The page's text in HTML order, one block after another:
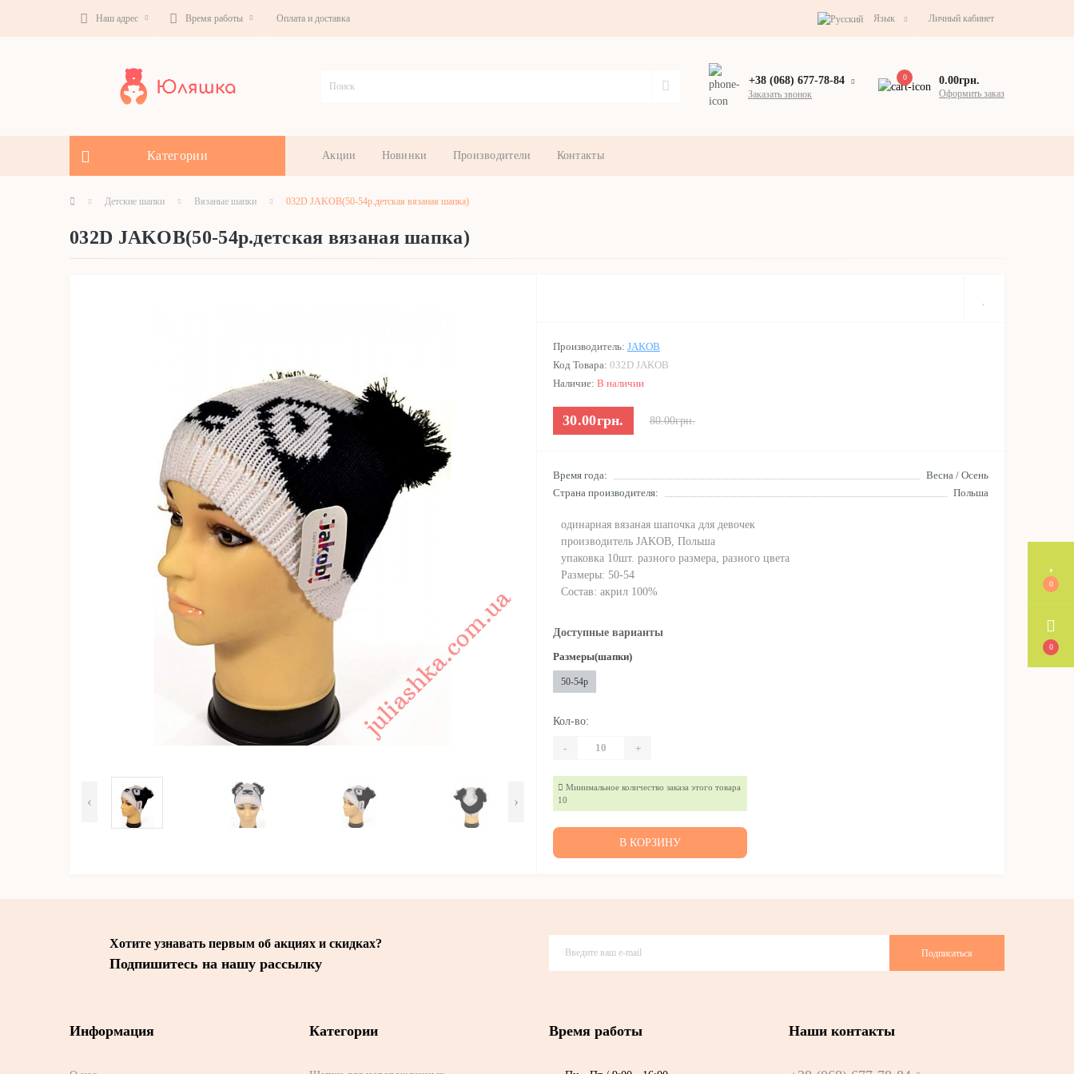
0
0
Наш адрес Время работы Оплата и доставка Язык Личный кабинет
+38 (068) 677-78-84
Заказать звонок
0 0.00грн.
Оформить заказ
Категории Акции Новинки Производители Контакты
Детские шапки Вязаные шапки 032D JAKOB(50-54р.детская вязаная шапка)
032D JAKOB(50-54р.детская вязаная шапка)
‹ ›
Производитель: JAKOB
Код Товара: 032D JAKOB
Наличие: В наличии
30.00грн. 80.00грн.
Время года:
Весна / Осень
Страна производителя:
Польша
одинарная вязаная шапочка для девочек
производитель JAKOB, Польша
упаковка 10шт. разного размера, разного цвета
Размеры: 50-54
Состав: акрил 100%
Доступные варианты
Размеры(шапки)
50-54р
Кол-во:
- +
Минимальное количество заказа этого товара
10
В КОРЗИНУ
Хотите узнавать первым об акциях и скидках?
Подпишитесь на нашу рассылку
Подписаться
Информация Категории Время работы Наши контакты